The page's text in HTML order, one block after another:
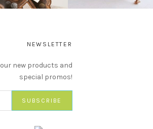
NEWSLETTER
new products and
special promos!